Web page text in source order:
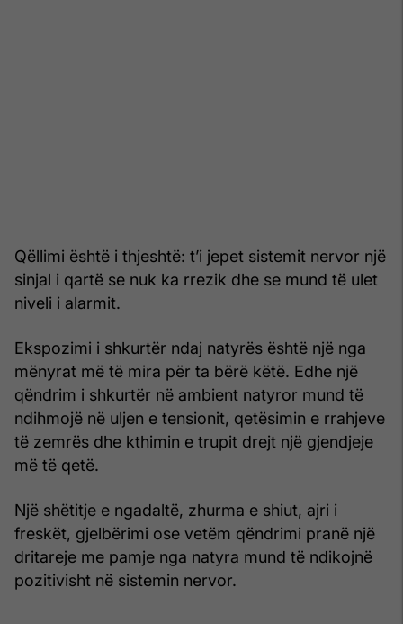
Qëllimi është i thjeshtë: t’i jepet sistemit nervor një
sinjal i qartë se nuk ka rrezik dhe se mund të ulet
niveli i alarmit.
Ekspozimi i shkurtër ndaj natyrës është një nga
mënyrat më të mira për ta bërë këtë. Edhe një
qëndrim i shkurtër në ambient natyror mund të
ndihmojë në uljen e tensionit, qetësimin e rrahjeve
të zemrës dhe kthimin e trupit drejt një gjendjeje
më të qetë.
Një shëtitje e ngadaltë, zhurma e shiut, ajri i
freskët, gjelbërimi ose vetëm qëndrimi pranë një
dritareje me pamje nga natyra mund të ndikojnë
pozitivisht në sistemin nervor.